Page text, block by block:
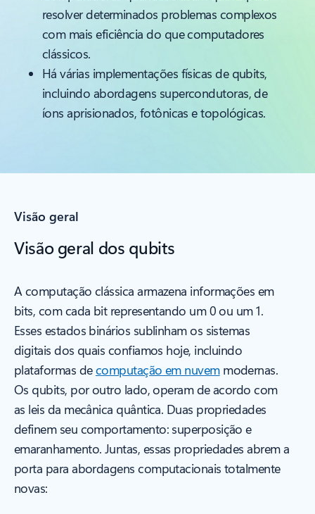
resolver determinados problemas complexos
com mais eficiência do que computadores
clássicos.
Há várias implementações físicas de qubits,
incluindo abordagens supercondutoras, de
íons aprisionados, fotônicas e topológicas.
Visão geral
Visão geral dos qubits
A computação clássica armazena informações em
bits, com cada bit representando um 0 ou um 1.
Esses estados binários sublinham os sistemas
digitais dos quais confiamos hoje, incluindo
plataformas decomputação em nuvemmodernas.
Os qubits, por outro lado, operam de acordo com
as leis da mecânica quântica. Duas propriedades
definem seu comportamento: superposição e
emaranhamento. Juntas, essas propriedades abrem a
porta para abordagens computacionais totalmente
novas: